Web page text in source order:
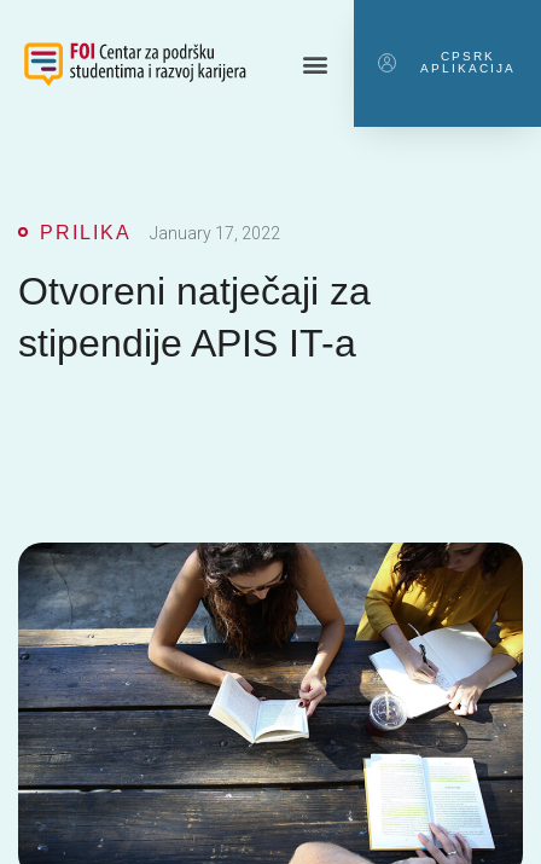
CPSRK
APLIKACIJA
PRILIKA January 17, 2022
Otvoreni natječaji za
stipendije APIS IT-a